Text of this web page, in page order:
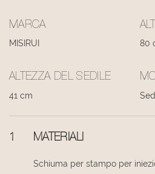
MARCA
MISIRUI 80
ALTEZZA DEL SEDILE
41 cm
1 MATERIALI
Schiuma per stampo per